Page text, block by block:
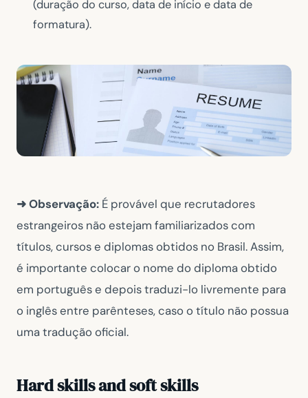
(duração do curso, data de início e data de
formatura).
➜ Observação: É provável que recrutadores
estrangeiros não estejam familiarizados com
títulos, cursos e diplomas obtidos no Brasil. Assim,
é importante colocar o nome do diploma obtido
em português e depois traduzi-lo livremente para
o inglês entre parênteses, caso o título não possua
uma tradução oficial.
Hard skills and soft skills